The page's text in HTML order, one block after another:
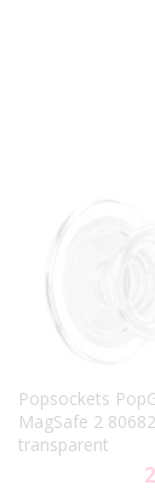
Popsockets
MagSafe 2
transparent